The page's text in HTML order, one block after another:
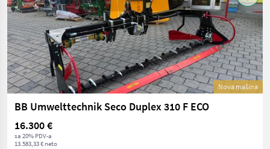
Nova mašina
BB Umwelttechnik Seco Duplex 310 F ECO
16.300 €
sa 20% PDV-a
13.583,33 € neto